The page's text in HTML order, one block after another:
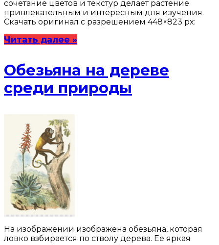
сочетание цветов и текстур делает растение
привлекательным и интересным для изучения.
Скачать оригинал с разрешением 448×823 px:
Читать далее »
Обезьяна на дереве
среди природы
На изображении изображена обезьяна, которая
ловко взбирается по стволу дерева. Ее яркая